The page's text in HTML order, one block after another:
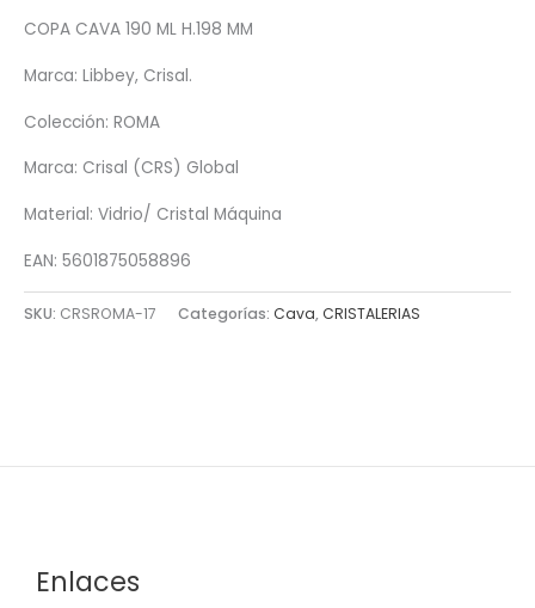
COPA CAVA 190 ML H.198 MM
Marca: Libbey, Crisal.
Colección: ROMA
Marca: Crisal (CRS) Global
Material: Vidrio/ Cristal Máquina
EAN: 5601875058896
SKU: CRSROMA-17 Categorías: Cava,CRISTALERIAS
Enlaces